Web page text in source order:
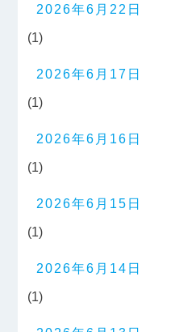
2026年6月22日
(1)
2026年6月17日
(1)
2026年6月16日
(1)
2026年6月15日
(1)
2026年6月14日
(1)